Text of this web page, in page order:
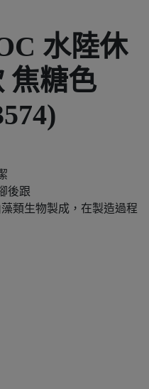
水陸休
焦糖色
後跟
類生物製成，在製造過程